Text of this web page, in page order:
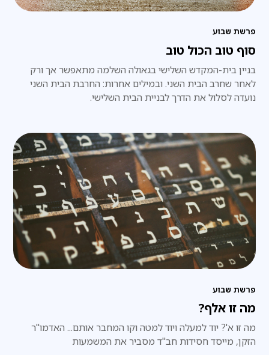
פרשת שבוע
סוף טוב הכול טוב
בניין בית-המקדש השלישי בגאולה השלמה מתאפשר אך ורק
לאחר שחרב הבית השני. ובמילים אחרות: החרבת הבית השני
נועדה לסלול את הדרך לבניית הבית השלישי.
פרשת שבוע
מה זו אלף?
מה זו א'? יוד למעלה ויוד למטה וקו המחבר אותם... האדמו"ר
הזקן, מייסד חסידות חב"ד מסביר את המשמעות